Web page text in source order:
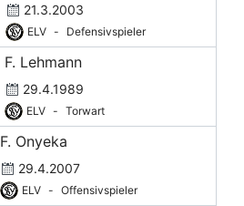
21.3.2003
ELV - Defensivspieler
F. Lehmann
29.4.1989
ELV - Torwart
F. Onyeka
29.4.2007
ELV - Offensivspieler